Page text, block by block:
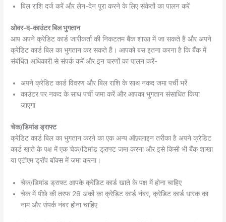
बिल राशि दर्ज करें और लेन-देन पूरा करने के लिए संकेतों का पालन करें
ओवर-द-काउंटर बिल भुगतान
आप अपने क्रेडिट कार्ड जारीकर्ता की निकटतम बैंक शाखा में जा सकते हैं और अपने
क्रेडिट कार्ड बिल का भुगतान कर सकते हैं। आपको बस इतना करना है कि बैंक में
संबंधित अधिकारी से संपर्क करें और इन चरणों का पालन करें-
अपने क्रेडिट कार्ड विवरण और बिल राशि के साथ नकद जमा पर्ची भरें
काउंटर पर नकद के साथ पर्ची जमा करें और आपका भुगतान संसाधित किया
जाएगा
चेक/डिमांड ड्राफ्ट
क्रेडिट कार्ड बिल का भुगतान करने का एक अन्य ऑफ़लाइन तरीका है अपने क्रेडिट
कार्ड खाते के पक्ष में एक चेक/डिमांड ड्राफ्ट जमा करना और इसे किसी भी बैंक शाखा
या एटीएम ड्रॉप बॉक्स में जमा करना।
चेक/डिमांड ड्राफ्ट आपके क्रेडिट कार्ड खाते के पक्ष में होना चाहिए
चेक में पीछे की तरफ 26 अंकों का क्रेडिट कार्ड नंबर, क्रेडिट कार्ड धारक का
नाम और संपर्क नंबर होना चाहिए